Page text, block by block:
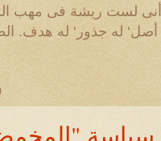
أنى لست ريشة فى مهب
أصل‘ له جذور‘ له هدف.
!! "سياسة